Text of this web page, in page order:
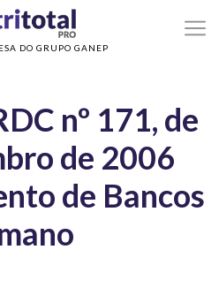
DO GRUPO GANEP
04 de setembro de 2006 Funcionamento de
nº 171, de
de 2006
de Bancos